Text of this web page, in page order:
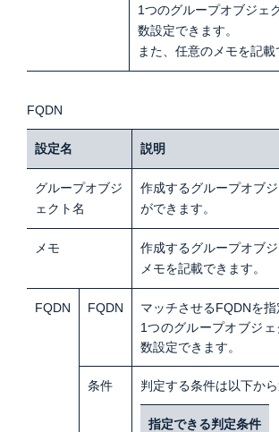
1つのグループオブジェ
数設定できます。
また、任意のメモを記載
FQDN
設定名 説明
グループオブジ
ェクト名
作成するグループオブ
ができます。
メモ
作成するグループオブ
メモを記載できます。
FQDN FQDN
マッチさせるFQDNを指
1つのグループオブジ
数設定できます。
条件 判定する条件は以下から
指定できる判定条件